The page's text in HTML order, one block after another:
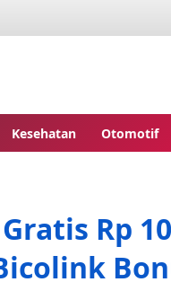
Kesehatan Otomotif
Rp